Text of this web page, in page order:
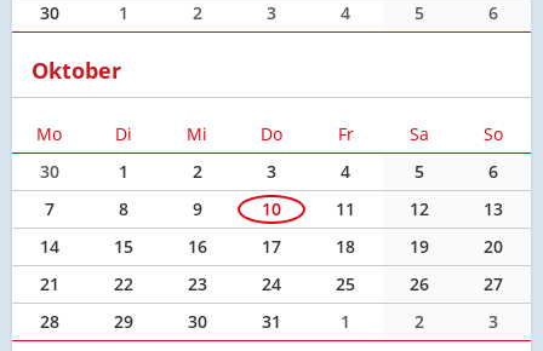
30
1 2 3 4 5 6
Oktober
Mo Di Mi Do Fr Sa
So
30
1 2 3 4 5
6
7
8 9 10 11 12
13
14
15 16 17 18 19
20
21
22 23 24 25 26
27
28
29 30 31 1 2 3